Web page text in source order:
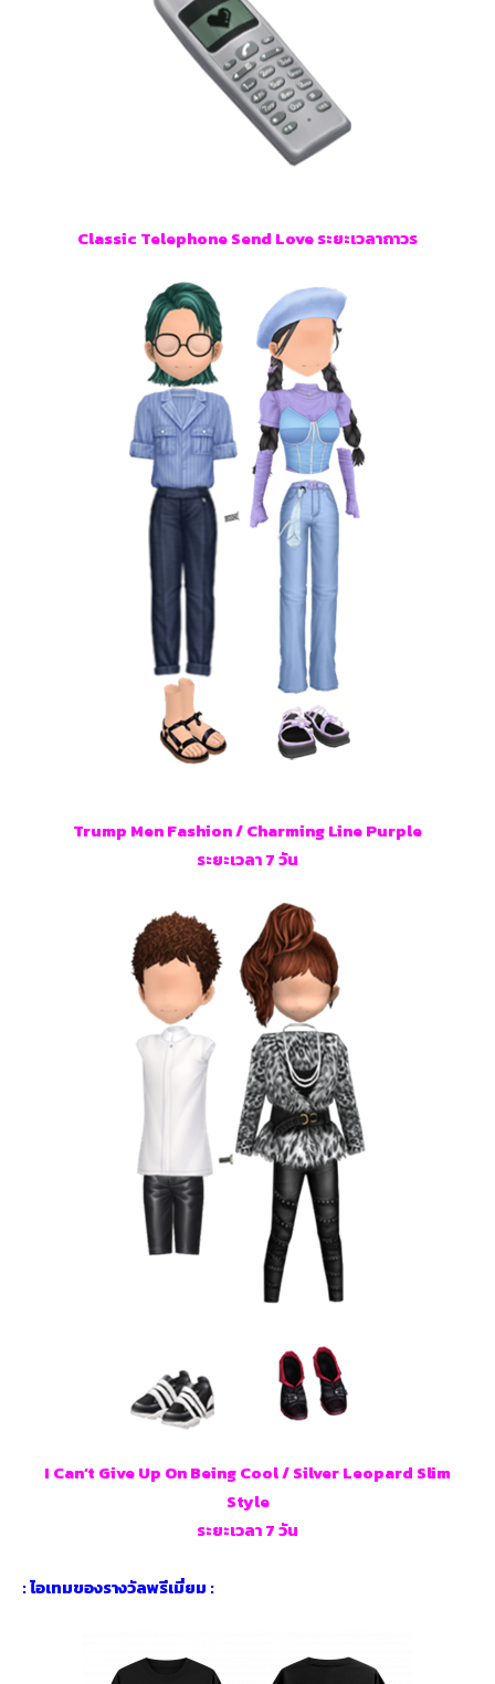
Classic Telephone Send Love ระยะเวลาถาวร
Trump Men Fashion / Charming Line Purple
ระยะเวลา 7 วัน
I Can’t Give Up On Being Cool / Silver Leopard Slim
Style
ระยะเวลา 7 วัน
: ไอเทมของรางวัลพรีเมี่ยม :